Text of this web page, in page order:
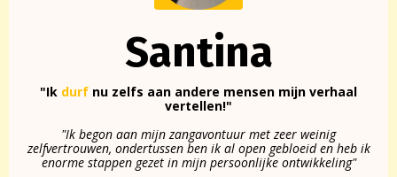
Santina
"Ik durf nu zelfs aan andere mensen mijn verhaal
vertellen!"
"Ik begon aan mijn zangavontuur met zeer weinig
zelfvertrouwen, ondertussen ben ik al open gebloeid en heb ik
enorme stappen gezet in mijn persoonlijke ontwikkeling"